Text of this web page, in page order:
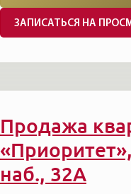
ЗАПИСАТЬСЯ НА
Продажа
наб., 32А